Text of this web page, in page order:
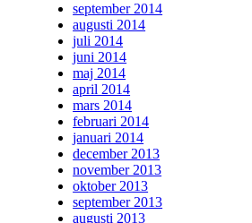
september 2014
augusti 2014
juli 2014
juni 2014
maj 2014
april 2014
mars 2014
februari 2014
januari 2014
december 2013
november 2013
oktober 2013
september 2013
augusti 2013